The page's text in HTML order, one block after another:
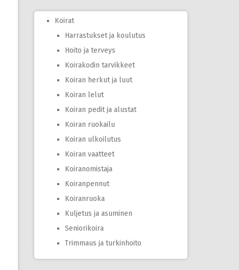
Koirat
Harrastukset ja koulutus
Hoito ja terveys
Koirakodin tarvikkeet
Koiran herkut ja luut
Koiran lelut
Koiran pedit ja alustat
Koiran ruokailu
Koiran ulkoilutus
Koiran vaatteet
Koiranomistaja
Koiranpennut
Koiranruoka
Kuljetus ja asuminen
Seniorikoira
Trimmaus ja turkinhoito